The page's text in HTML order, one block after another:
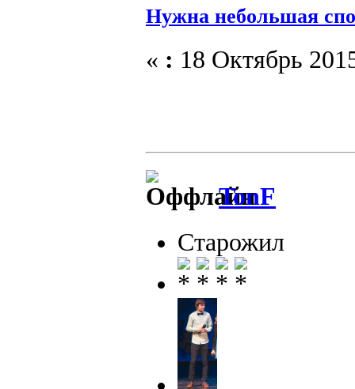
Нужна небольшая
« : 18 Октябрь
TonF
Старожил